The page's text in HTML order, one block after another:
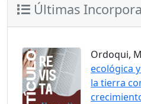
Últimas
Ordoqui,
ecológica
la tierra